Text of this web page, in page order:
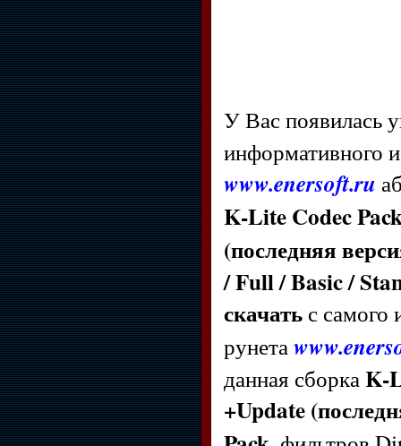
У Вас появилась
информативного
www.enersoft.ru
K-Lite Codec
(последняя
/ Full / Basic /
скачать с самого
рунета
данная сборкаK-
+Update